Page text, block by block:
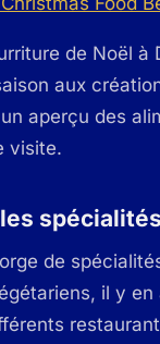
de Noël
aux
aperçu des
visite.
de
il y